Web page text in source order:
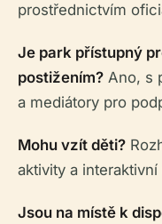
prostřednictvím
Je park přístupný
postižením? Ano, s
a mediátory pro
Mohu vzít děti?
aktivity a
Jsou na místě k